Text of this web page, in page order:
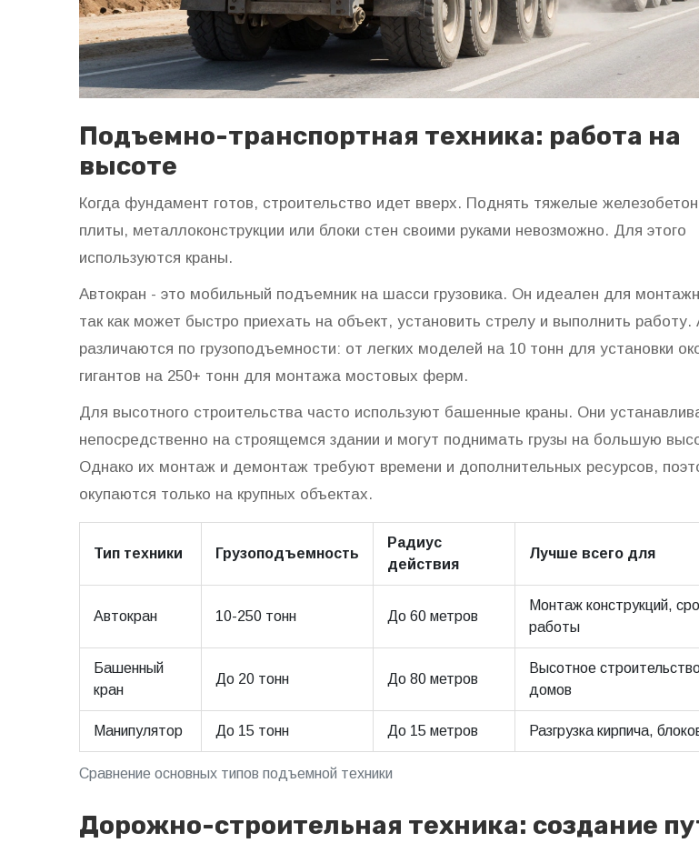
Подъемно-транспортная техника: работа на
высоте
Когда фундамент готов, строительство идет вверх. Поднять тяжелые
плиты, металлоконструкции или блоки стен своими руками невозможно. Для этого
используются краны.
Автокран - это мобильный подъемник на шасси грузовика. Он идеален для
так как может быстро приехать на объект, установить стрелу и выполнить работу.
различаются по грузоподъемности: от легких моделей на 10 тонн для установки
гигантов на 250+ тонн для монтажа мостовых ферм.
Для высотного строительства часто используют башенные краны. Они
непосредственно на строящемся здании и могут поднимать грузы на большую
Однако их монтаж и демонтаж требуют времени и дополнительных ресурсов,
окупаются только на крупных объектах.
Сравнение основных типов подъемной техники
Тип техники Грузоподъемность
Радиус
действия
Лучше всего для
Автокран 10-250 тонн До 60 метров
Монтаж конструкций,
работы
Башенный
кран
До 20 тонн До 80 метров
Высотное
домов
Манипулятор До 15 тонн До 15 метров Разгрузка кирпича,
Дорожно-строительная техника: создание